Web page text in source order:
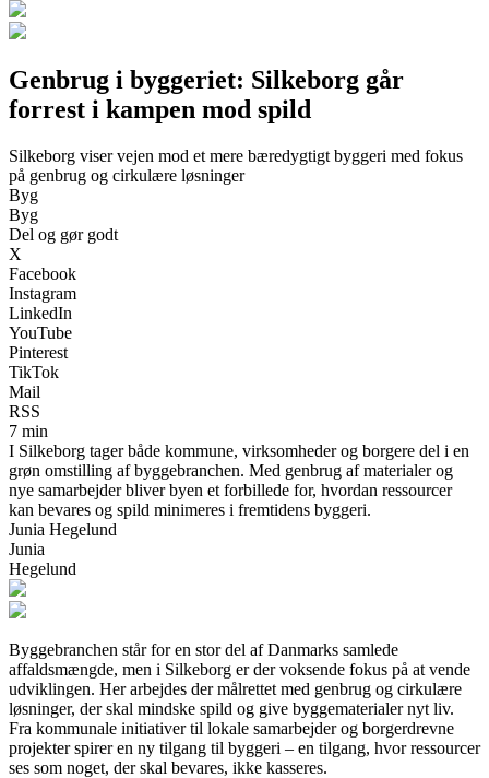
Genbrug i byggeriet: Silkeborg går
forrest i kampen mod spild
Silkeborg viser vejen mod et mere bæredygtigt byggeri med fokus
på genbrug og cirkulære løsninger
Byg
Byg
Del og gør godt
X
Facebook
Instagram
LinkedIn
YouTube
Pinterest
TikTok
Mail
RSS
7 min
I Silkeborg tager både kommune, virksomheder og borgere del i en
grøn omstilling af byggebranchen. Med genbrug af materialer og
nye samarbejder bliver byen et forbillede for, hvordan ressourcer
kan bevares og spild minimeres i fremtidens byggeri.
Junia Hegelund
Junia
Hegelund
Byggebranchen står for en stor del af Danmarks samlede
affaldsmængde, men i Silkeborg er der voksende fokus på at vende
udviklingen. Her arbejdes der målrettet med genbrug og cirkulære
løsninger, der skal mindske spild og give byggematerialer nyt liv.
Fra kommunale initiativer til lokale samarbejder og borgerdrevne
projekter spirer en ny tilgang til byggeri – en tilgang, hvor ressourcer
ses som noget, der skal bevares, ikke kasseres.